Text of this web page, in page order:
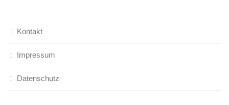
Kontakt
Impressum
Datenschutz